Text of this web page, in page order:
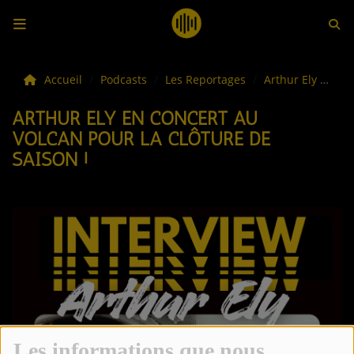
LES ACTUS
LA MUSIQUE
LES PLAYLISTS
LES WEBRADIOS
LES EMISSIONS
LA GRILLE DES PROGRAMMES
TOUTES LES ÉMISSIONS
Accueil Podcasts Les Reportages Arthur Ely en concert au Volcan pour la clôture de saison !
ARTHUR ELY EN CONCERT AU
VOLCAN POUR LA CLÔTURE DE
SAISON !